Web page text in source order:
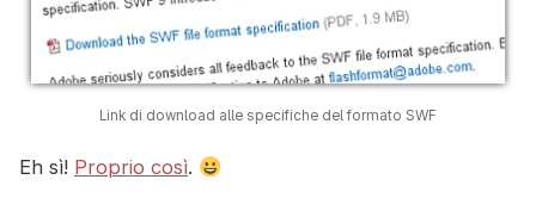
Link di download alle specifiche del formato SWF
Eh sì! Proprio così.